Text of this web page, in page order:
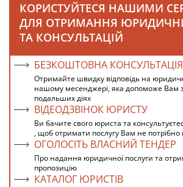
КОРИСТУЙТЕСЯ НАШИМИ
ДЛЯ ОТРИМАННЯ
ТА КОНСУЛЬТАЦІЙ
БЕЗКОШТОВНА КОНСУЛЬТАЦІЯ
Отримайте швидку відповідь на
нашому месенджері, яка допоможе Вам
подальших діях
ВІДЕОДЗВІНОК ЮРИСТУ
Ви бачите свого юриста та
, щоб отримати послугу Вам не
ОГОЛОСІТЬ ВЛАСНИЙ ТЕНДЕР
Про надання юридичної послуги та
пропозицію
КАТАЛОГ ЮРИСТІВ